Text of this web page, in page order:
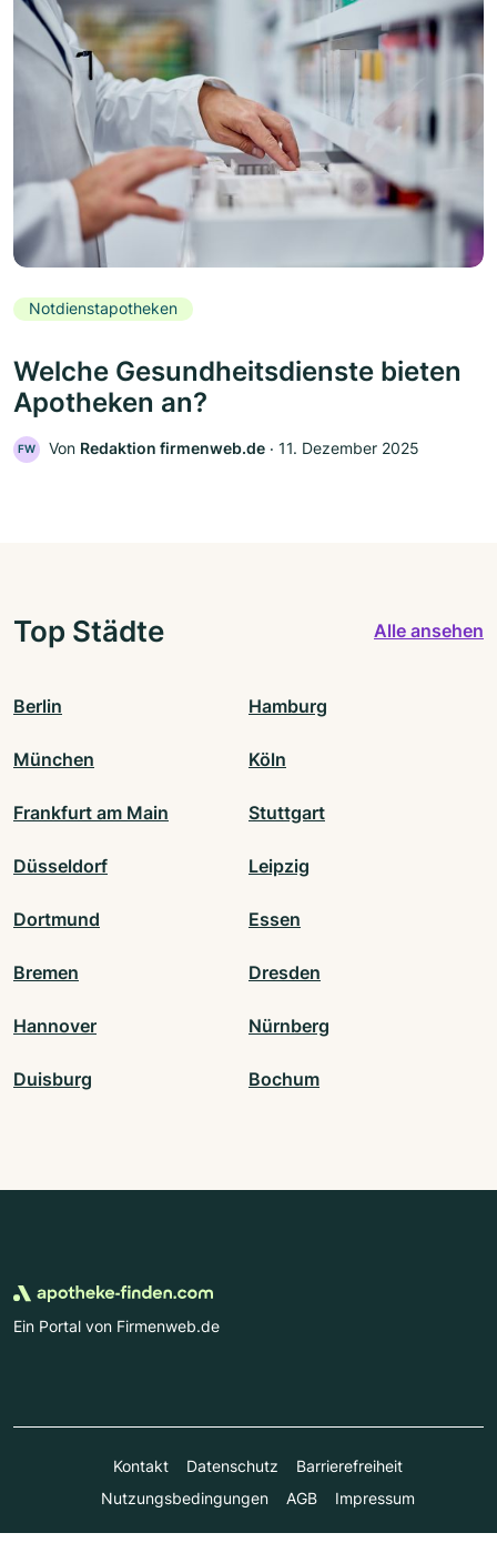
Notdienstapotheken
Welche Gesundheitsdienste bieten
Apotheken an?
FW Von Redaktion firmenweb.de ‧ 11. Dezember 2025
Top Städte Alle ansehen
Berlin Hamburg
München Köln
Frankfurt am Main Stuttgart
Düsseldorf Leipzig
Dortmund Essen
Bremen Dresden
Hannover Nürnberg
Duisburg Bochum
Ein Portal von Firmenweb.de
Kontakt Datenschutz
Barrierefreiheit
Nutzungsbedingungen
AGB Impressum